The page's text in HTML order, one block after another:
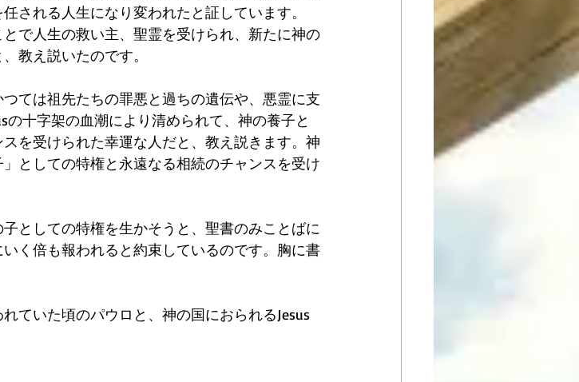
される人生になり変われたと証しています。
で人生の救い主、聖霊を受けられ、新たに神の
教え説いたのです。
ては祖先たちの罪悪と過ちの遺伝や、悪霊に支
十字架の血潮により清められて、神の養子と
を受けられた幸運な人だと、教え説きます。神
としての特権と永遠なる相続のチャンスを受け
としての特権を生かそうと、聖書のみことばに
く倍も報われると約束しているのです。胸に書
ていた頃のパウロと、神の国におられるJesus